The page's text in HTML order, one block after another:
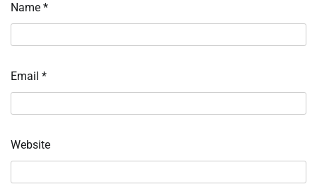
Name *
Email *
Website